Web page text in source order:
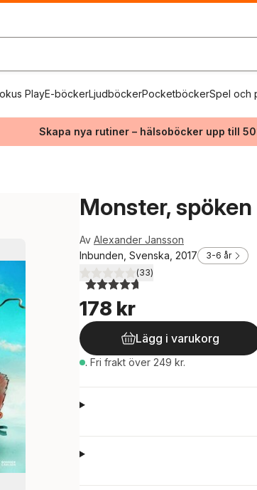
PlayE-böckerLjudböckerPocketböckerSpel och
Skapa nya rutiner – hälsoböcker upp till
Monster,
Av Alexander Jansson
Inbunden, Svenska, 2017
3-6 år
4,7utav 5 stjärnor. Totalt antal röster:
(33)
178 kr
Lägg i varukorg
. Fri frakt över 249 kr.